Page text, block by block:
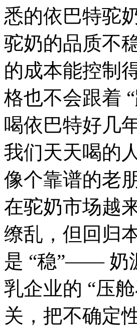
悉的依巴特驼
驼奶的品质不
的成本能控制
格也不会跟着
喝依巴特好几
我们天天喝的
像个靠谱的老
在驼奶市场越
缭乱，但回归
是 “稳”—— 奶
乳企业的 “压
关，把不确定